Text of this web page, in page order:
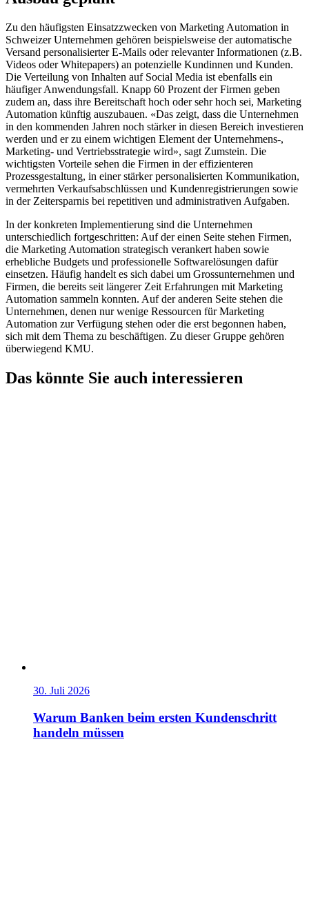
Zu den häufigsten Einsatzzwecken von Marketing Automation in
Schweizer Unternehmen gehören beispielsweise der automatische
Versand personalisierter E-Mails oder relevanter Informationen (z.B.
Videos oder Whitepapers) an potenzielle Kundinnen und Kunden.
Die Verteilung von Inhalten auf Social Media ist ebenfalls ein
häufiger Anwendungsfall. Knapp 60 Prozent der Firmen geben
zudem an, dass ihre Bereitschaft hoch oder sehr hoch sei, Marketing
Automation künftig auszubauen. «Das zeigt, dass die Unternehmen
in den kommenden Jahren noch stärker in diesen Bereich investieren
werden und er zu einem wichtigen Element der Unternehmens-,
Marketing- und Vertriebsstrategie wird», sagt Zumstein. Die
wichtigsten Vorteile sehen die Firmen in der effizienteren
Prozessgestaltung, in einer stärker personalisierten Kommunikation,
vermehrten Verkaufsabschlüssen und Kundenregistrierungen sowie
in der Zeitersparnis bei repetitiven und administrativen Aufgaben.
In der konkreten Implementierung sind die Unternehmen
unterschiedlich fortgeschritten: Auf der einen Seite stehen Firmen,
die Marketing Automation strategisch verankert haben sowie
erhebliche Budgets und professionelle Softwarelösungen dafür
einsetzen. Häufig handelt es sich dabei um Grossunternehmen und
Firmen, die bereits seit längerer Zeit Erfahrungen mit Marketing
Automation sammeln konnten. Auf der anderen Seite stehen die
Unternehmen, denen nur wenige Ressourcen für Marketing
Automation zur Verfügung stehen oder die erst begonnen haben,
sich mit dem Thema zu beschäftigen. Zu dieser Gruppe gehören
überwiegend KMU.
Das könnte Sie auch interessieren
30. Juli 2026
Warum Banken beim ersten Kundenschritt
handeln müssen